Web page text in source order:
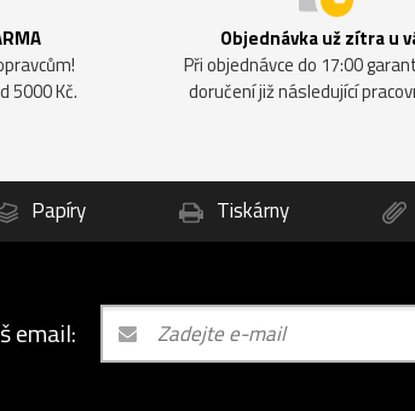
5000 Kč.
Objednávka už zítra u
Při objednávce do 17:00
doručení již následující
Papíry Tiskárny
email: